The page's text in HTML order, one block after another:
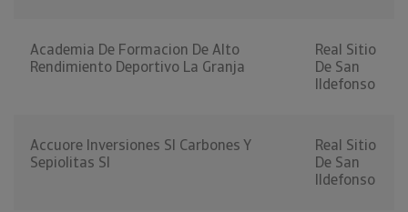
Academia De Formacion De Alto
Rendimiento Deportivo La Granja
Real Sitio
De San
Ildefonso
Accuore Inversiones Sl Carbones Y
Sepiolitas Sl
Real Sitio
De San
Ildefonso